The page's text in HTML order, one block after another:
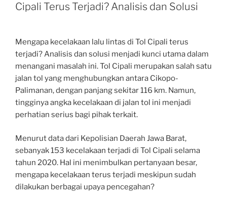
Cipali Terus Terjadi? Analisis dan Solusi
Mengapa kecelakaan lalu lintas di Tol Cipali terus
terjadi? Analisis dan solusi menjadi kunci utama dalam
menangani masalah ini. Tol Cipali merupakan salah satu
jalan tol yang menghubungkan antara Cikopo-
Palimanan, dengan panjang sekitar 116 km. Namun,
tingginya angka kecelakaan di jalan tol ini menjadi
perhatian serius bagi pihak terkait.
Menurut data dari Kepolisian Daerah Jawa Barat,
sebanyak 153 kecelakaan terjadi di Tol Cipali selama
tahun 2020. Hal ini menimbulkan pertanyaan besar,
mengapa kecelakaan terus terjadi meskipun sudah
dilakukan berbagai upaya pencegahan?